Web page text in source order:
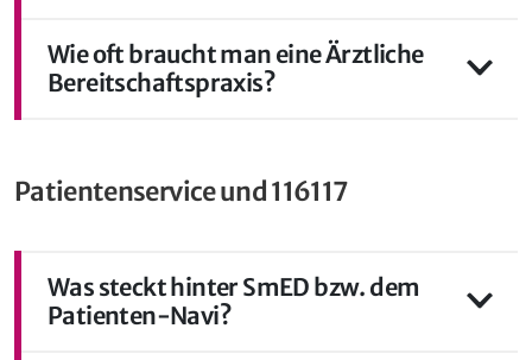
Wie oft braucht man eine Ärztliche
Bereitschaftspraxis?
Patientenservice und 116117
Was steckt hinter SmED bzw. dem
Patienten-Navi?